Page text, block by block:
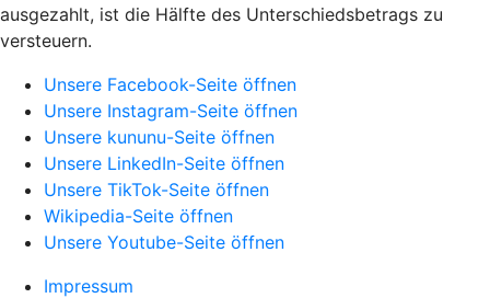
ausgezahlt, ist die Hälfte des Unterschiedsbetrags zu
versteuern.
Unsere Facebook-Seite öffnen
Unsere Instagram-Seite öffnen
Unsere kununu-Seite öffnen
Unsere LinkedIn-Seite öffnen
Unsere TikTok-Seite öffnen
Wikipedia-Seite öffnen
Unsere Youtube-Seite öffnen
Impressum